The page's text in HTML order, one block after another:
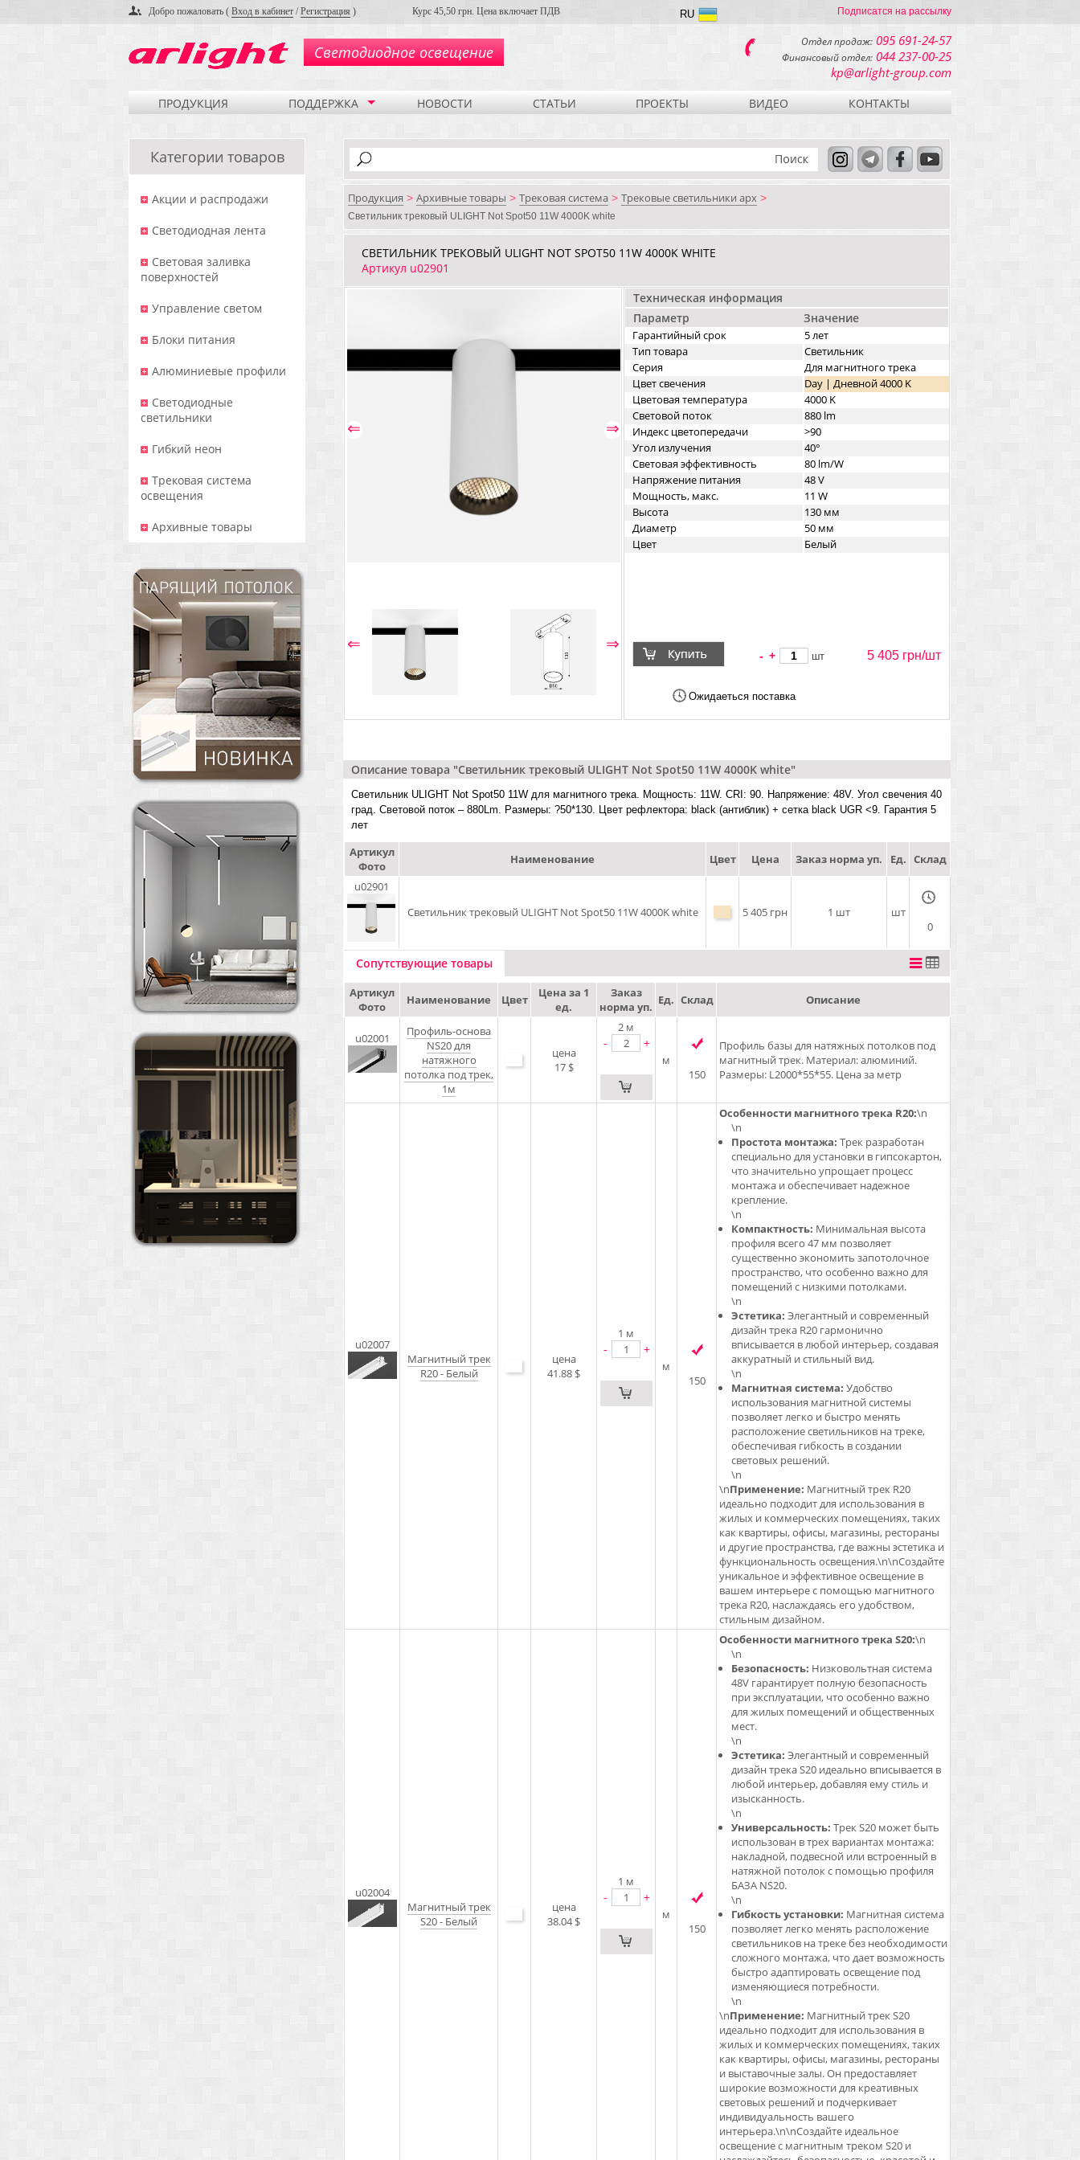
Добро пожаловать ( Вход в кабинет /Регистрация ) Курс 45,50 грн. Цена включает ПДВ Подписатся на рассылку
RU
Светодиодное освещение
Отдел продаж: 095 691-24-57
Финансовый отдел: 044 237-00-25
kp@arlight-group.com
ПРОДУКЦИЯ ПОДДЕРЖКА НОВОСТИ СТАТЬИ ПРОЕКТЫ ВИДЕО КОНТАКТЫ
Категории товаров
Акции и распродажи
Светодиодная лента
Световая заливка
поверхностей
Управление светом
Блоки питания
Алюминиевые профили
Светодиодные
светильники
Гибкий неон
Трековая система
освещения
Архивные товары
Продукция > Архивные товары > Трековая система > Трековые светильники арх >
Светильник трековый ULIGHT Not Spot50 11W 4000K white
СВЕТИЛЬНИК ТРЕКОВЫЙ ULIGHT NOT SPOT50 11W 4000K WHITE
Артикул u02901
⇐ ⇒
⇐ ⇒
Техническая информация
Параметр
Значение
Гарантийный срок
5 лет
Тип товара
Светильник
Серия
Для магнитного трека
Цвет свечения
Day | Дневной 4000 K
Цветовая температура
4000 K
Световой поток
880 lm
Индекс цветопередачи
>90
Угол излучения
40°
Световая эффективность
80 lm/W
Напряжение питания
48 V
Мощность, макс.
11 W
Высота
130 мм
Диаметр
50 мм
Цвет
Белый
- + шт 5 405 грн/шт
Ожидаеться поставка
Описание товара "Светильник трековый ULIGHT Not Spot50 11W 4000K white"
Светильник ULIGHT Not Spot50 11W для магнитного трека. Мощность: 11W. CRI: 90. Напряжение: 48V. Угол свечения 40
град. Световой поток – 880Lm. Размеры: ?50*130. Цвет рефлектора: black (антиблик) + сетка black UGR <9. Гарантия 5
лет
Артикул
Фото
Наименование Цвет Цена Заказ норма уп. Ед. Склад
u02901
Светильник трековый ULIGHT Not Spot50 11W 4000K white
5 405 грн 1 шт
шт
0
Сопутствующие товары
Артикул
Фото
Наименование Цвет
Цена за 1
ед.
Заказ
норма уп. Ед. Склад Описание
u02001
Профиль-основа
NS20 для
натяжного
потолка под трек,
1м
цена
17 $
2 м
- +
м
150
Профиль базы для натяжных потолков под
магнитный трек. Материал: алюминий.
Размеры: L2000*55*55. Цена за метр
u02007
Магнитный трек
R20 - Белый
цена
41.88 $
1 м
- +
м
150
Особенности магнитного трека R20:\n
\n
Простота монтажа: Трек разработан
специально для установки в гипсокартон,
что значительно упрощает процесс
монтажа и обеспечивает надежное
крепление.
\n
Компактность: Минимальная высота
профиля всего 47 мм позволяет
существенно экономить запотолочное
пространство, что особенно важно для
помещений с низкими потолками.
\n
Эстетика: Элегантный и современный
дизайн трека R20 гармонично
вписывается в любой интерьер, создавая
аккуратный и стильный вид.
\n
Магнитная система: Удобство
использования магнитной системы
позволяет легко и быстро менять
расположение светильников на треке,
обеспечивая гибкость в создании
световых решений.
\n
\nПрименение: Магнитный трек R20
идеально подходит для использования в
жилых и коммерческих помещениях, таких
как квартиры, офисы, магазины, рестораны
и другие пространства, где важны эстетика и
функциональность освещения.\n\nСоздайте
уникальное и эффективное освещение в
вашем интерьере с помощью магнитного
трека R20, наслаждаясь его удобством,
стильным дизайном.
u02004
Магнитный трек
S20 - Белый
цена
38.04 $
1 м
- +
м
150
Особенности магнитного трека S20:\n
\n
Безопасность: Низковольтная система
48V гарантирует полную безопасность
при эксплуатации, что особенно важно
для жилых помещений и общественных
мест.
\n
Эстетика: Элегантный и современный
дизайн трека S20 идеально вписывается в
любой интерьер, добавляя ему стиль и
изысканность.
\n
Универсальность: Трек S20 может быть
использован в трех вариантах монтажа:
накладной, подвесной или встроенный в
натяжной потолок с помощью профиля
БАЗА NS20.
\n
Гибкость установки: Магнитная система
позволяет легко менять расположение
светильников на треке без необходимости
сложного монтажа, что дает возможность
быстро адаптировать освещение под
изменяющиеся потребности.
\n
\nПрименение: Магнитный трек S20
идеально подходит для использования в
жилых и коммерческих помещениях, таких
как квартиры, офисы, магазины, рестораны
и выставочные залы. Он предоставляет
широкие возможности для креативных
световых решений и подчеркивает
индивидуальность вашего
интерьера.\n\nСоздайте идеальное
освещение с магнитным треком S20 и